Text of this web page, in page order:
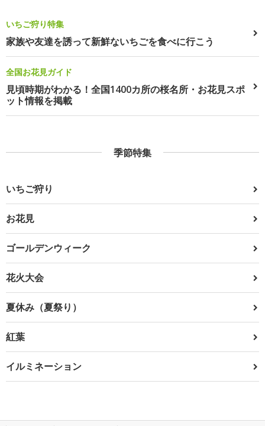
いちご狩り特集
家族や友達を誘って新鮮ないちごを食べに行こう
全国お花見ガイド
見頃時期がわかる！全国1400カ所の桜名所・お花見スポ
ット情報を掲載
季節特集
いちご狩り
お花見
ゴールデンウィーク
花火大会
夏休み（夏祭り）
紅葉
イルミネーション